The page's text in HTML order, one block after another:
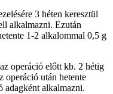
3 héten keresztül
alkalmazni. Ezután
1-2 alkalommal 0,5 g
operáció előtt kb. 2 hétig
operáció után hetente
adagként alkalmazni.